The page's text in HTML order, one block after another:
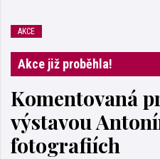
AKCE
Akce již proběhla!
Komentovaná
výstavou
fotografiích